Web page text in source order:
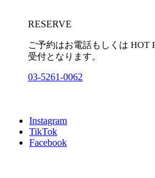
RESERVE
ご予約はお電話もしくは HOT
受付となります。
03-5261-0062
Instagram
TikTok
Facebook